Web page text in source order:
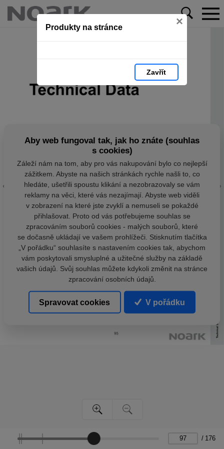
Produkty na stránce ×
Zavřít
/ 176
Aby web fungoval tak, jak ho znáte (souhlas
s cookies)
Záleží nám na tom, aby pro vás nakupování bylo co nejlepší
zážitkem. Abyste na našich stránkách rychle našli to, co
hledáte, ušetřili spoustu klikání a nezobrazovaly se vám
reklamy na věci, které vás nezajímají. Abyste web viděli
v zobrazení na které jste zvyklí a nemuseli se pokaždé
přihlašovat. Proto od vás potřebujeme souhlas se
zpracováním souborů cookies - malých souborů, které
se dočasně ukládají ve vašem prohlížeči. Stisknutím tlačítka
„V pořádku“ souhlasíte s nastavením cookies tak, abychom
vám poskytovali smysluplné a užitečné služby na základě
vašich údajů. Svůj souhlas můžete kdykoli změnit na stránce
zpracování osobních údajů.
Spravovat cookies V pořádku